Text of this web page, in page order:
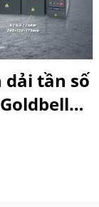
dải tần số